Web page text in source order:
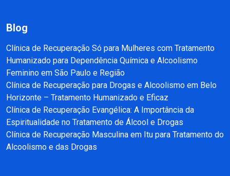
Blog
Clínica de Recuperação Só para Mulheres com Tratamento
Humanizado para Dependência Química e Alcoolismo
Feminino em São Paulo e Região
Clínica de Recuperação para Drogas e Alcoolismo em Belo
Horizonte – Tratamento Humanizado e Eficaz
Clínica de Recuperação Evangélica: A Importância da
Espiritualidade no Tratamento de Álcool e Drogas
Clínica de Recuperação Masculina em Itu para Tratamento do
Alcoolismo e das Drogas